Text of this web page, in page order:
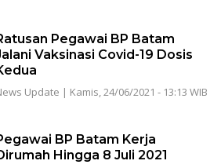
Pegawai BP Batam
Vaksinasi Covid-19 Dosis
Update | Kamis, 24/06/2021 - 13:13 WIB
BP Batam Kerja
Hingga 8 Juli 2021